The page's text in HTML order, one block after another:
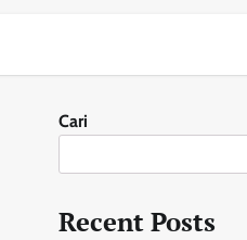
Cari
Recent Posts